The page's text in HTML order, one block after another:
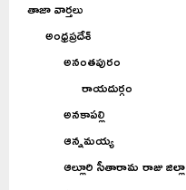
తాజా వార్తలు
అంధ్రప్రదేశ్
అనంతపురం
రాయదుర్గం
అనకాపల్లి
ఆన్నమయ్య
ఆల్లూరి సీతారామ రాజు జిల్లా